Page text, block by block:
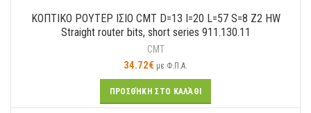
ΚΟΠΤΙΚΟ ΡΟΥΤΕΡ ΙΣΙΟ CMT D=13 I=20 L=57 S=8 Z2 HW
Straight router bits, short series 911.130.11
CMT
34.72€ με Φ.Π.Α.
ΠΡΟΣΘΉΚΗ ΣΤΟ ΚΑΛΆΘΙ